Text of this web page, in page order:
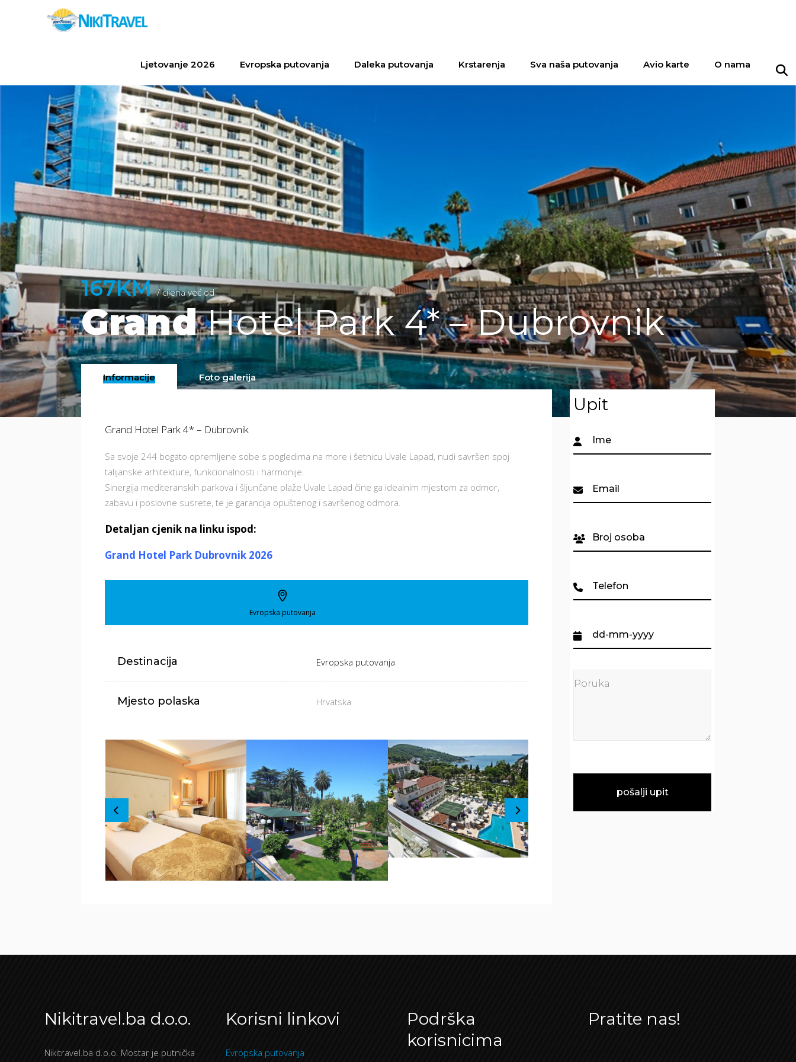
Ljetovanje 2026 Evropska putovanja Daleka putovanja Krstarenja Sva naša putovanja Avio karte O nama
167KM / cijena već od
GrandHotel Park 4* – Dubrovnik
Informacije Foto galerija
Grand Hotel Park 4* – Dubrovnik
Sa svoje 244 bogato opremljene sobe s pogledima na more i šetnicu Uvale Lapad, nudi savršen spoj
talijanske arhitekture, funkcionalnosti i harmonije.
Sinergija mediteranskih parkova i šljunčane plaže Uvale Lapad čine ga idealnim mjestom za odmor,
zabavu i poslovne susrete, te je garancija opuštenog i savršenog odmora.
Detaljan cjenik na linku ispod:
Grand Hotel Park Dubrovnik 2026
Evropska putovanja
Destinacija Evropska putovanja
Mjesto polaska Hrvatska
Upit
Nikitravel.ba d.o.o.
Nikitravel.ba d.o.o. Mostar je putnička
Korisni linkovi
Evropska putovanja
Podrška
korisnicima
Pratite nas!